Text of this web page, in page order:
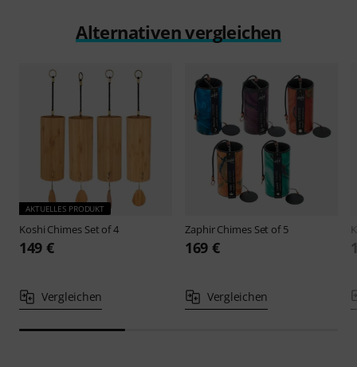
Alternativen vergleichen
AKTUELLES PRODUKT
Koshi Chimes Set of 4
149 €
Vergleichen
ZaphirChimes Set of 5
169 €
Vergleichen